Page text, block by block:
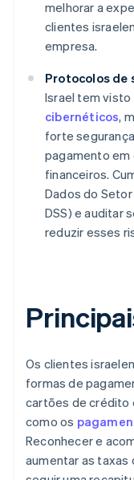
melhorar a
clientes
empresa.
Protocolos de
Israel tem visto
cibernéticos,
forte
pagamento em
financeiros.
Dados do
DSS) e auditar
reduzir esses
Os clientes
formas de
cartões de crédito
como os
Reconhecer e
aumentar as taxas